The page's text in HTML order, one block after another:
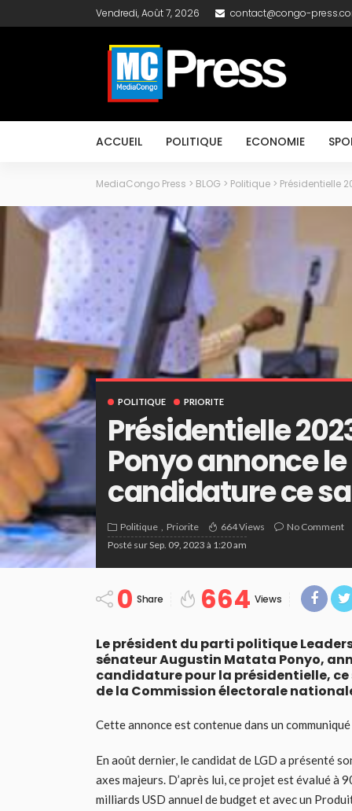
Vendredi, Août 7, 2026 contact@congo-
ACCUEIL POLITIQUE ECONOMIE
MediaCongo Press > BLOG > Politique > Présidentielle
POLITIQUE PRIORITE
Présidentielle
Ponyo annonce
candidature ce
Politique Priorite 664 Views
No Comment
Posté surSep. 09, 2023 à 1:20 am
0 Share 664 Views
Le président du parti politique
sénateur Augustin Matata Ponyo,
candidature pour la présidentielle,
de la Commission électorale
Cette annonce est contenue dans un
En août dernier, le candidat de LGD a présenté
axes majeurs. D’après lui, ce projet est évalué à
milliards USD annuel de budget et avec un